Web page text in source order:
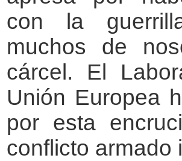
con la
muchos de
cárcel. El
Unión Europea
por esta
conflicto armado